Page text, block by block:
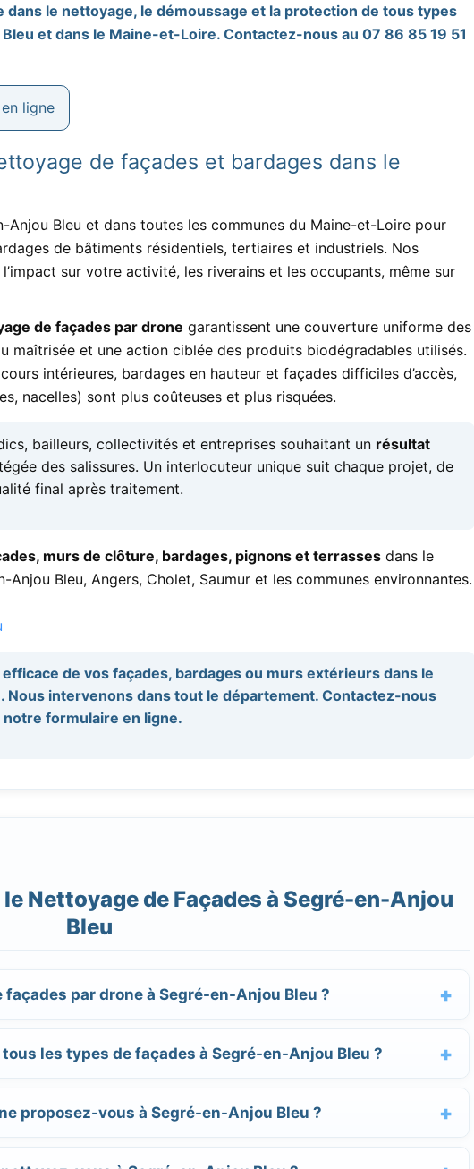
le nettoyage, le démoussage et la protection de tous types
et dans le Maine-et-Loire. Contactez-nous au 07 86 85 19 51
ligne
de façades et bardages dans le
Anjou Bleu et dans toutes les communes du Maine-et-Loire pour
de bâtiments résidentiels, tertiaires et industriels. Nos
sur votre activité, les riverains et les occupants, même sur
de façades par drone garantissent une couverture uniforme des
maîtrisée et une action ciblée des produits biodégradables utilisés.
intérieures, bardages en hauteur et façades difficiles d’accès,
nacelles) sont plus coûteuses et plus risquées.
bailleurs, collectivités et entreprises souhaitant un résultat
des salissures. Un interlocuteur unique suit chaque projet, de
final après traitement.
murs de clôture, bardages, pignons et terrasses dans le
Bleu, Angers, Cholet, Saumur et les communes environnantes.
de vos façades, bardages ou murs extérieurs dans le
Nous intervenons dans tout le département. Contactez-nous
notre formulaire en ligne.
Nettoyage de Façades à Segré-en-Anjou
Bleu
par drone à Segré-en-Anjou Bleu ?
les types de façades à Segré-en-Anjou Bleu ?
proposez-vous à Segré-en-Anjou Bleu ?